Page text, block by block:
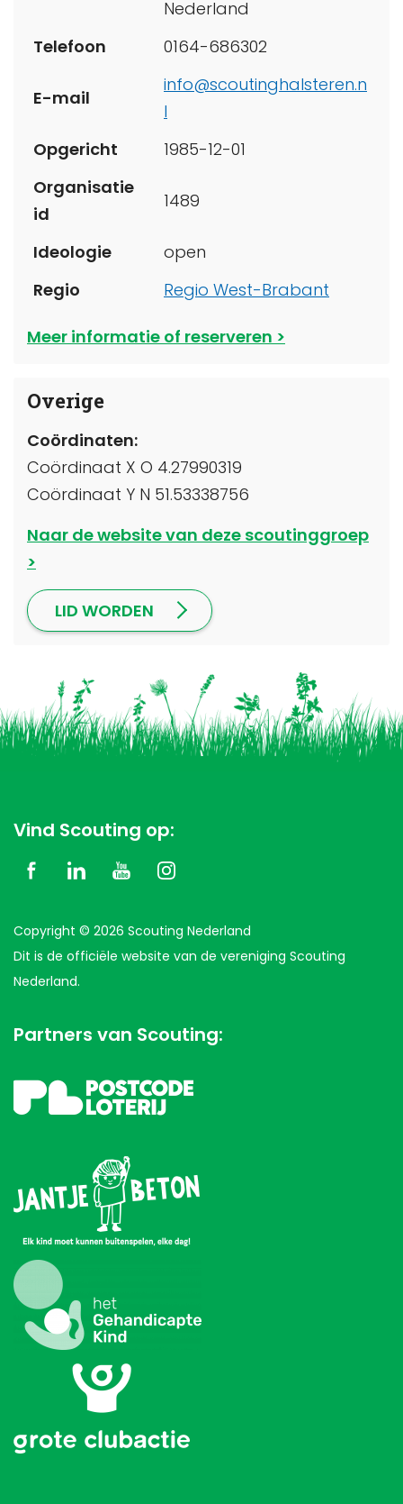
Nederland
Telefoon
0164-686302
E-mail
info@scoutinghalsteren.n
l
Opgericht
1985-12-01
Organisatie
id
1489
Ideologie
open
Regio
Regio West-Brabant
Meer informatie of reserveren
Overige
Coördinaten:
Coördinaat X O 4.27990319
Coördinaat Y N 51.53338756
Naar de website van deze scoutinggroep
LID WORDEN
Vind Scouting op:
Copyright © 2026 Scouting Nederland
Dit is de officiële website van de vereniging Scouting
Nederland.
Partners van Scouting: